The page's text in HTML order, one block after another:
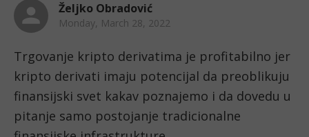
Željko Obradović
Monday, March 28, 2022
Trgovanje kripto derivatima je profitabilno jer
kripto derivati imaju potencijal da preoblikuju
finansijski svet kakav poznajemo i da dovedu u
pitanje samo postojanje tradicionalne